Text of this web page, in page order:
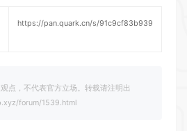
https://pan.quark.cn/s/91c9cf83b939
点，不代表官方立场。转载请注明出
forum/1539.html